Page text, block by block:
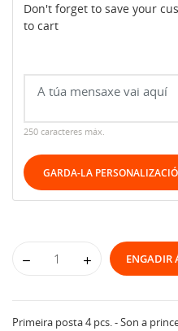
Don't forget to save your
to cart
250 caracteres máx.
GARDA-LA
ENGADIR
Primeira posta 4 pcs. - Son a